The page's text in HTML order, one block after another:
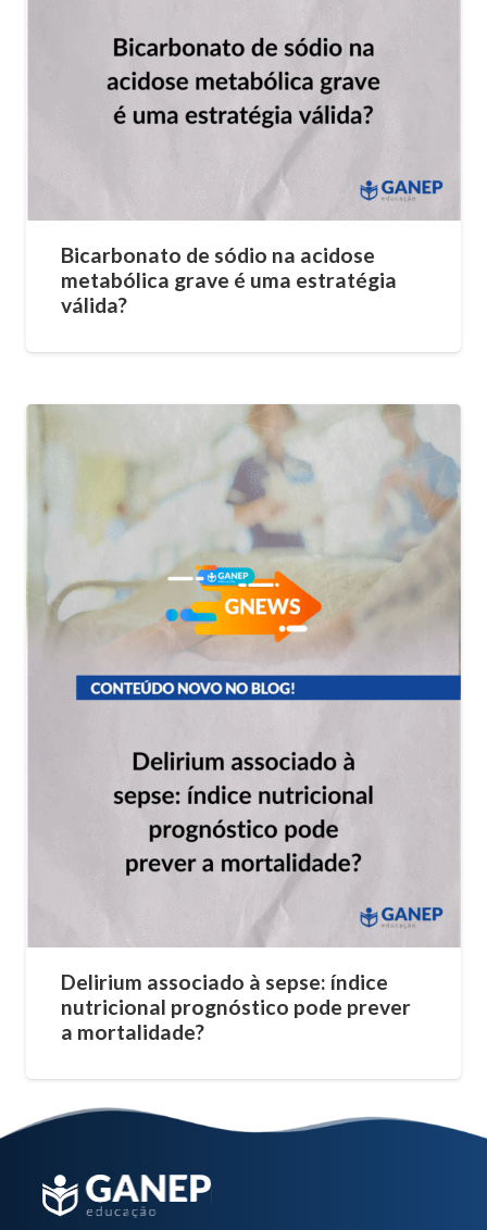
Bicarbonato de sódio na acidose
metabólica grave é uma estratégia
válida?
Delirium associado à sepse: índice
nutricional prognóstico pode prever
a mortalidade?